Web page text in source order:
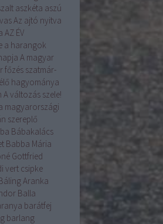
aszkéta aszú
Az ajtó nyitva
AZ ÉV
a harangok
A magyar
főzés szatmár-
élő hagyománya
A változás szele!
magyarországi
szereplő
Bábakalács
Babba Mária
Gottfried
vert csipke
Aranka
Balla
barátfej
barlang